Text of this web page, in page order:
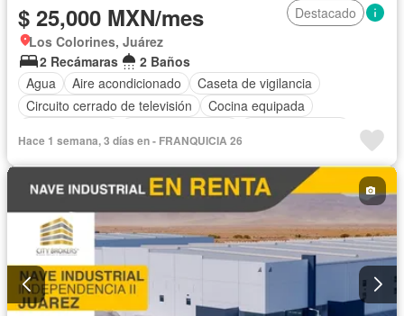
$ 25,000 MXN/mes
Destacado
Los Colorines, Juárez
2 Recámaras
2 Baños
Agua
Aire acondicionado
Caseta de vigilancia
Circuito cerrado de televisión
Cocina equipada
Gas natural
Recámara con closet
Sin amueblar
Hace 1 semana, 3 días en - FRANQUICIA 26